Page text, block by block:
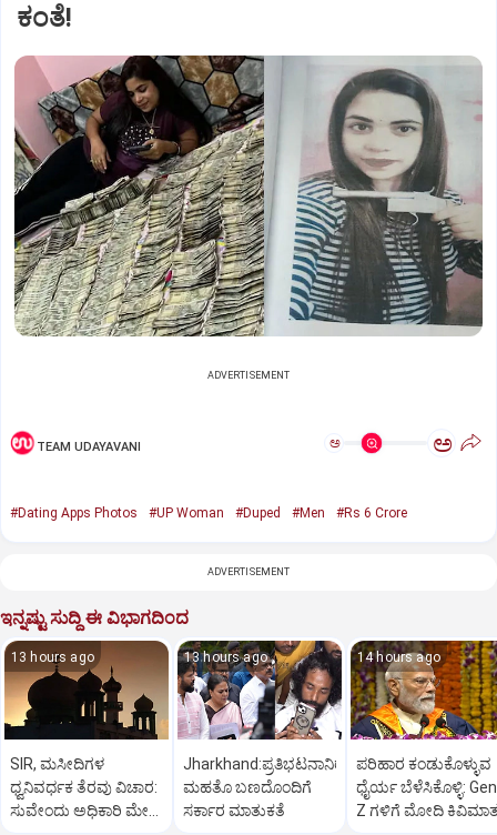
ಕಂತೆ!
ADVERTISEMENT
TEAM UDAYAVANI ಅ ಅ
#Dating Apps Photos #UP Woman #Duped #Men #Rs 6 Crore
ADVERTISEMENT
ಇನ್ನಷ್ಟು ಸುದ್ದಿ ಈ ವಿಭಾಗದಿಂದ
13 hours ago
SIR, ಮಸೀದಿಗಳ
ಧ್ವನಿವರ್ಧಕ ತೆರವು ವಿಚಾರ:
ಸುವೇಂದು ಅಧಿಕಾರಿ ಮೇಲೆ
13 hours ago
Jharkhand:ಪ್ರತಿಭಟನಾನಿರತ
ಮಹತೊ ಬಣದೊಂದಿಗೆ
ಸರ್ಕಾರ ಮಾತುಕತೆ
14 hours ago
ಪರಿಹಾರ ಕಂಡುಕೊಳ್ಳುವ
ಧೈರ್ಯ ಬೆಳೆಸಿಕೊಳ್ಳಿ:
Z ಗಳಿಗೆ ಮೋದಿ